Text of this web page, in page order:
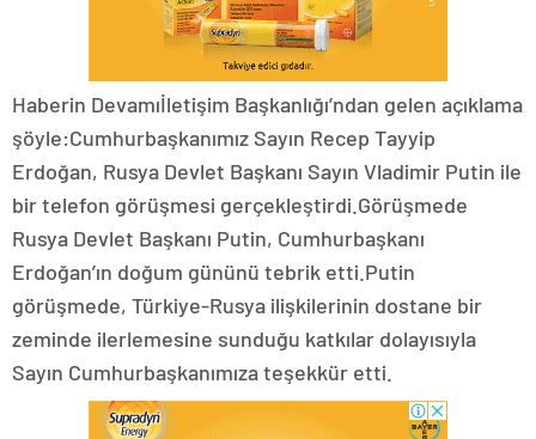
Haberin Devamıİletişim Başkanlığı’ndan gelen açıklama
şöyle:Cumhurbaşkanımız Sayın Recep Tayyip
Erdoğan, Rusya Devlet Başkanı Sayın Vladimir Putin ile
bir telefon görüşmesi gerçekleştirdi.Görüşmede
Rusya Devlet Başkanı Putin, Cumhurbaşkanı
Erdoğan’ın doğum gününü tebrik etti.Putin
görüşmede, Türkiye-Rusya ilişkilerinin dostane bir
zeminde ilerlemesine sunduğu katkılar dolayısıyla
Sayın Cumhurbaşkanımıza teşekkür etti.